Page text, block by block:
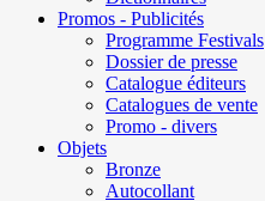
Promos - Publicités
Programme Festivals
Dossier de presse
Catalogue éditeurs
Catalogues de vente
Promo - divers
Objets
Bronze
Autocollant